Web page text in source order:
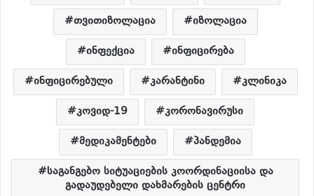
თვითიზოლაცია
იზოლაცია
ინფექცია
ინფიცირება
ინფიცირებული
კარანტინი
კლინიკა
კოვიდ-19
კორონავირუსი
მედიკამენტები
პანდემია
საგანგებო სიტუაციების კოორდინაციისა და
გადაუდებელი დახმარების ცენტრი